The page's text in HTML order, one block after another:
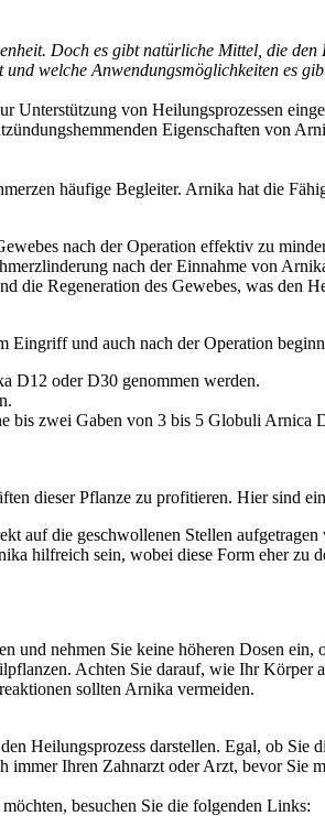
Doch es gibt natürliche Mittel, die
welche Anwendungsmöglichkeiten es
von Heilungsprozessen
Eigenschaften von
häufige Begleiter. Arnika hat die
nach der Operation effektiv zu
nach der Einnahme von
die Regeneration des Gewebes, was den
und auch nach der Operation
D12 oder D30 genommen werden.
bis zwei Gaben von 3 bis 5 Globuli
dieser Pflanze zu profitieren. Hier sind
auf die geschwollenen Stellen
hilfreich sein, wobei diese Form eher zu
und nehmen Sie keine höheren Dosen
Achten Sie darauf, wie Ihr Körper
sollten Arnika vermeiden.
Heilungsprozess darstellen. Egal, ob
Ihren Zahnarzt oder Arzt, bevor Sie
besuchen Sie die folgenden Links: